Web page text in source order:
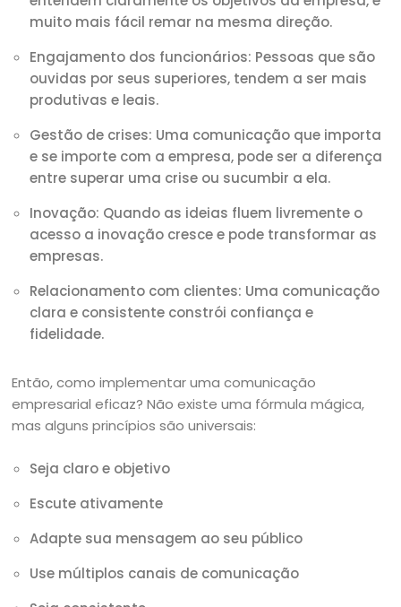
muito mais fácil remar na mesma direção.
Engajamento dos funcionários: Pessoas que são
ouvidas por seus superiores, tendem a ser mais
produtivas e leais.
Gestão de crises: Uma comunicação que importa
e se importe com a empresa, pode ser a diferença
entre superar uma crise ou sucumbir a ela.
Inovação: Quando as ideias fluem livremente o
acesso a inovação cresce e pode transformar as
empresas.
Relacionamento com clientes: Uma comunicação
clara e consistente constrói confiança e
fidelidade.
Então, como implementar uma comunicação
empresarial eficaz? Não existe uma fórmula mágica,
mas alguns princípios são universais:
Seja claro e objetivo
Escute ativamente
Adapte sua mensagem ao seu público
Use múltiplos canais de comunicação